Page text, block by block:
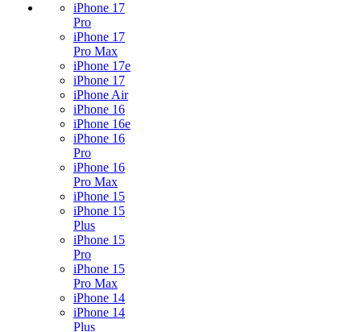
iPhone 17
Pro
iPhone 17
Pro Max
iPhone 17e
iPhone 17
iPhone Air
iPhone 16
iPhone 16e
iPhone 16
Pro
iPhone 16
Pro Max
iPhone 15
iPhone 15
Plus
iPhone 15
Pro
iPhone 15
Pro Max
iPhone 14
iPhone 14
Plus